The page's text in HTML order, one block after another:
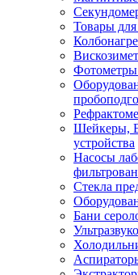
Товары
Шейкеры,
устройства
Насосы
Стекла
Бани